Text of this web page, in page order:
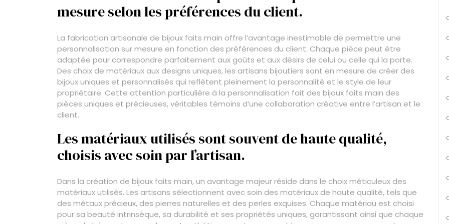
mesure selon les préférences du client.
La fabrication artisanale de bijoux faits main offre l’avantage inestimable de permettre une
personnalisation sur mesure en fonction des préférences du client. Chaque pièce peut être
adaptée pour correspondre parfaitement aux goûts et aux désirs de celui ou celle qui la porte.
Des choix de matériaux aux designs uniques, les artisans bijoutiers sont en mesure de créer des
bijoux uniques et personnalisés qui reflètent pleinement la personnalité et le style de leur
propriétaire. Cette attention particulière à la personnalisation fait des bijoux faits main des
pièces uniques et précieuses, véritables témoins d’une collaboration créative entre l’artisan et le
client.
Les matériaux utilisés sont souvent de haute qualité,
choisis avec soin par l’artisan.
Dans la création de bijoux faits main, un avantage majeur réside dans le choix méticuleux des
matériaux utilisés. Les artisans sélectionnent avec soin des matériaux de haute qualité, tels que
des métaux précieux, des pierres naturelles et des perles exquises. Chaque matériau est choisi
pour sa beauté intrinsèque, sa durabilité et ses propriétés uniques, garantissant ainsi que chaque